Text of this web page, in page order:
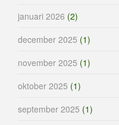
januari 2026 (2)
december 2025 (1)
november 2025 (1)
oktober 2025 (1)
september 2025 (1)